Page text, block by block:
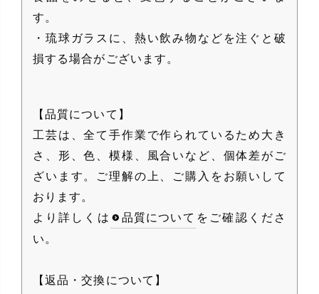
す。
・琉球ガラスに、熱い飲み物などを注ぐと破
損する場合がございます。
【品質について】
工芸は、全て手作業で作られているため大き
さ、形、色、模様、風合いなど、個体差がご
ざいます。ご理解の上、ご購入をお願いして
おります。
より詳しくは
品質について をご確認くださ
い。
【返品・交換について】